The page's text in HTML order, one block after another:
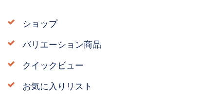
ショップ
バリエーション商品
クイックビュー
お気に入りリスト